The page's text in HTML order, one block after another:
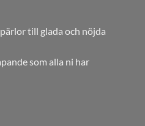
till glada och nöjda
som alla ni har